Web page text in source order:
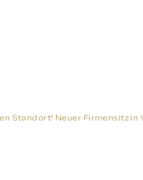
Standort! Neuer Firmensitz in